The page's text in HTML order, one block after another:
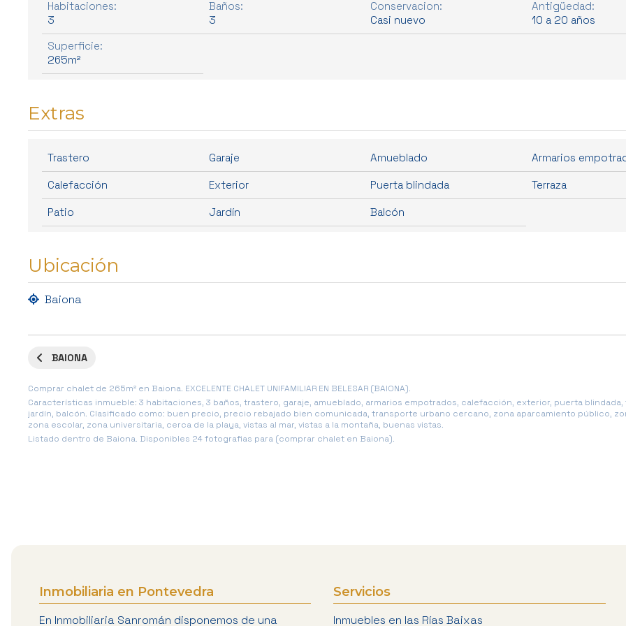
Habitaciones:
3
Baños:
3
Conservacion:
Casi nuevo
Antigüedad:
10 a 20 años
Superficie:
265m²
Extras
Trastero Garaje Amueblado Armarios
Calefacción Exterior Puerta blindada Terraza
Patio Jardín Balcón
Ubicación
Baiona
BAIONA
Comprar chalet de 265m² en Baiona. EXCELENTE CHALET UNIFAMILIAR EN BELESAR (BAIONA).
Características inmueble: 3 habitaciones, 3 baños, trastero, garaje, amueblado, armarios empotrados, calefacción, exterior, puerta
jardín, balcón. Clasificado como: buen precio, precio rebajado bien comunicada, transporte urbano cercano, zona aparcamiento público,
zona escolar, zona universitaria, cerca de la playa, vistas al mar, vistas a la montaña, buenas vistas.
Listado dentro de Baiona. Disponibles 24 fotografias para (comprar chalet en Baiona).
Inmobiliaria en Pontevedra
En Inmobiliaria Sanromán disponemos de una
Servicios
Inmuebles en las Rías Baixas